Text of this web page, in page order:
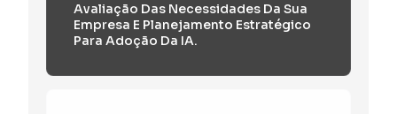
Avaliação Das Necessidades Da Sua
Empresa E Planejamento Estratégico
Para Adoção Da IA.